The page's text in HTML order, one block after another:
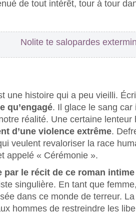
de tout intérêt, tour à tour
Nolite te salopardes
une histoire qui a peu vieilli.
qu’engagé. Il glace le sang
réalité. Une certaine lenteur
d’une violence extrême.
veulent revaloriser la race
appelé « Cérémonie ».
par le récit de ce roman intime
singulière. En tant que
dans ce monde de terreur.
hommes de restreindre les